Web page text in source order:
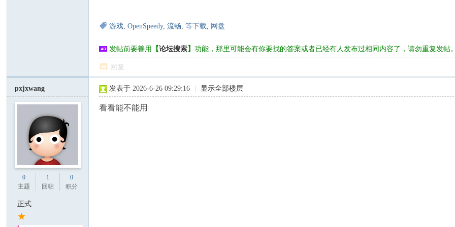
游戏,OpenSpeedy,流畅,等下载, 网盘
发帖前要善用 【论坛搜索】功能，那里可能会有你要找的答案或者已经有人发布过相同内容了，请勿重复发帖
回复
pxjxwang
0
主题
1
回帖
0
积分
正式
发表于 2026-6-26 09:29:16 显示全部楼层
看看能不能用